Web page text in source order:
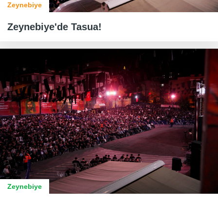
Zeynebiye
Zeynebiye'de Tasua!
Zeynebiye